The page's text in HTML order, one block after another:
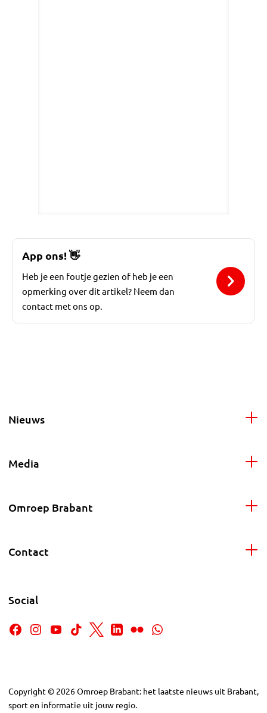
App ons!👋
Heb je een foutje gezien of heb je een
opmerking over dit artikel? Neem dan
contact met ons op.
Nieuws
Media
Omroep Brabant
Contact
Social
Copyright © 2026Omroep Brabant: het laatste nieuws uit Brabant,
sport en informatie uit jouw regio.